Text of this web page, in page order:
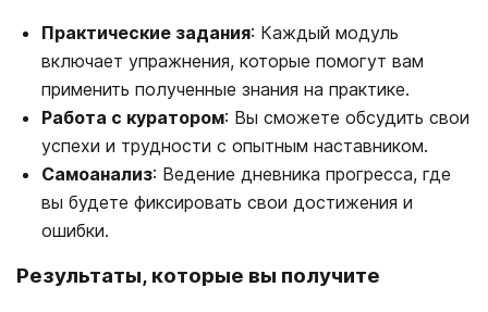
Практические задания: Каждый модуль
включает упражнения, которые помогут вам
применить полученные знания на практике.
Работа с куратором: Вы сможете обсудить свои
успехи и трудности с опытным наставником.
Самоанализ: Ведение дневника прогресса, где
вы будете фиксировать свои достижения и
ошибки.
Результаты, которые вы получите